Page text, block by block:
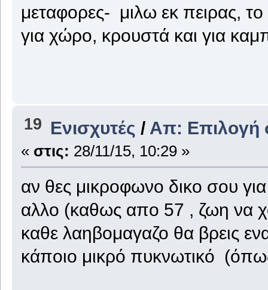
μεταφορες- μιλω εκ πειρας,
για χώρο, κρουστά και για
19 Ενισχυτές / Απ: Επιλογή
« στις: 28/11/15, 10:29 »
αν θες μικροφωνο δικο σου
αλλο (καθως απο 57 , ζωη να
καθε λαηβομαγαζο θα βρεις
κάποιο μικρό πυκνωτικό